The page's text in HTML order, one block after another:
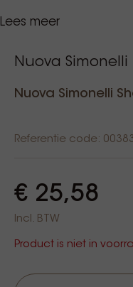
Nanotech shower
espressomachines.
Musica, Oscar,
Lees meer
Nuova Simonelli
Nuova Simonelli
Referentie code:
€ 25,58
Incl. BTW
Product is niet in